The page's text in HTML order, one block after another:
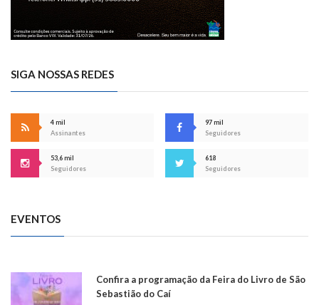
SIGA NOSSAS REDES
4 mil
Assinantes
97 mil
Seguidores
53,6 mil
Seguidores
618
Seguidores
EVENTOS
Confira a programação da Feira do Livro de São
Sebastião do Caí